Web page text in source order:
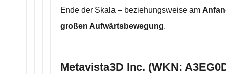
Ende der Skala – beziehungsweise am
großen Aufwärtsbewegung.
Metavista3D Inc. (WKN: